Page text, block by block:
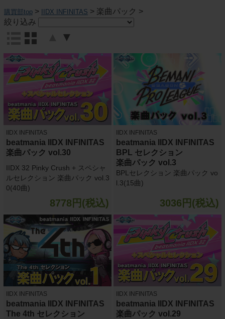
購買部top > IIDX INFINITAS > 楽曲パック >
絞り込み
▼
IIDX INFINITAS
beatmania IIDX INFINITAS
楽曲パック vol.30
IIDX 32 Pinky Crush + スペシャ
ルセレクション 楽曲パック vol.3
0(40曲)
8778円(税込)
IIDX INFINITAS
beatmania IIDX INFINITAS
BPL セレクション
楽曲パック vol.3
BPLセレクション 楽曲パック vo
l.3(15曲)
3036円(税込)
IIDX INFINITAS
beatmania IIDX INFINITAS
The 4th セレクション
IIDX INFINITAS
beatmania IIDX INFINITAS
楽曲パック vol.29